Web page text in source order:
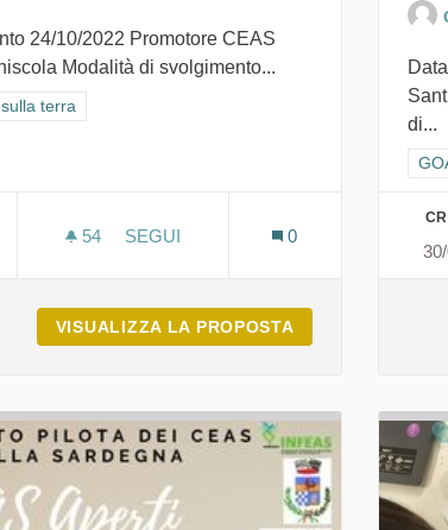
24/10/2022 Promotore CEAS
Modalità di svolgimento...
categoria: GOAL 15 - Vita sulla terra
terra
54 54 SOSTENITORI
SEGUI
0
VISUALIZZA LA PROPOSTA SINISCOLA
di...